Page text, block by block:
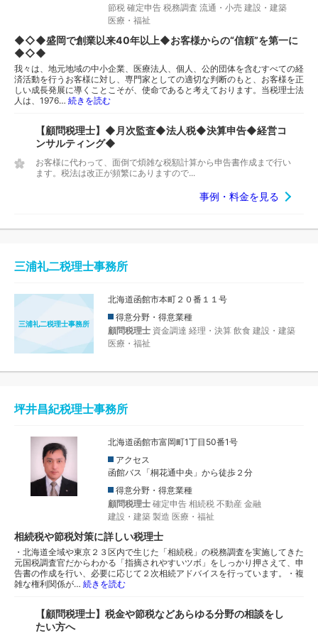
節税 確定申告 税務調査 流通・小売 建設・建築
医療・福祉
◆◇◆盛岡で創業以来40年以上◆お客様からの“信頼”を第一に
◆◇◆
我々は、地元地域の中小企業、医療法人、個人、公的団体を含むすべての経
済活動を行うお客様に対し、専門家としての適切な判断のもと、お客様を正
しい成長発展に導くことこそが、使命であると考えております。当税理士法
人は、1976… 続きを読む
【顧問税理士】◆月次監査◆法人税◆決算申告◆経営コ
ンサルティング◆
お客様に代わって、面倒で煩雑な税額計算から申告書作成まで行い
ます。税法は改正が頻繁にありますので...
事例・料金を見る
三浦礼二税理士事務所
三浦礼二税理士事務所
北海道函館市本町２０番１１号
得意分野・得意業種
顧問税理士 資金調達 経理・決算 飲食 建設・建築
医療・福祉
坪井昌紀税理士事務所
北海道函館市富岡町1丁目50番1号
アクセス
函館バス「桐花通中央」から徒歩２分
得意分野・得意業種
顧問税理士 確定申告 相続税 不動産 金融
建設・建築 製造 医療・福祉
相続税や節税対策に詳しい税理士
・北海道全域や東京２３区内で生じた「相続税」の税務調査を実施してきた
元国税調査官だからわかる「指摘されやすいツボ」をしっかり押さえて、申
告書の作成を行い、必要に応じて２次相続アドバイスを行っています。・複
雑な権利関係が… 続きを読む
【顧問税理士】税金や節税などあらゆる分野の相談をし
たい方へ